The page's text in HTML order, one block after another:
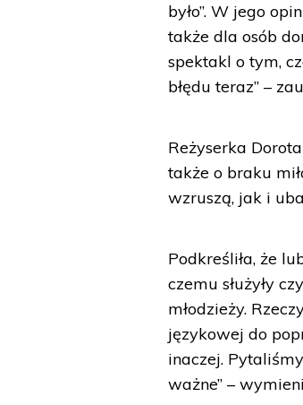
było”. W jego
także dla osób
spektakl o tym,
błędu teraz” –
Reżyserka
także o braku
wzruszą, jak i
Podkreśliła, że
czemu służyły
młodzieży.
językowej do
inaczej.
ważne” –